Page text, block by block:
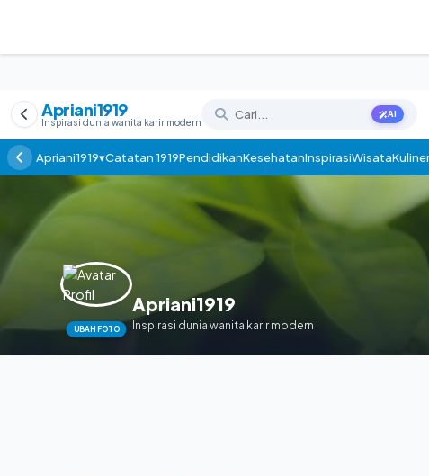
Apriani1919
Inspirasi dunia wanita karir modern
AI
Apriani1919▾Catatan 1919PendidikanKesehatanInspirasiWisataKuliner
UBAH FOTO
Apriani1919
Inspirasi dunia wanita karir modern